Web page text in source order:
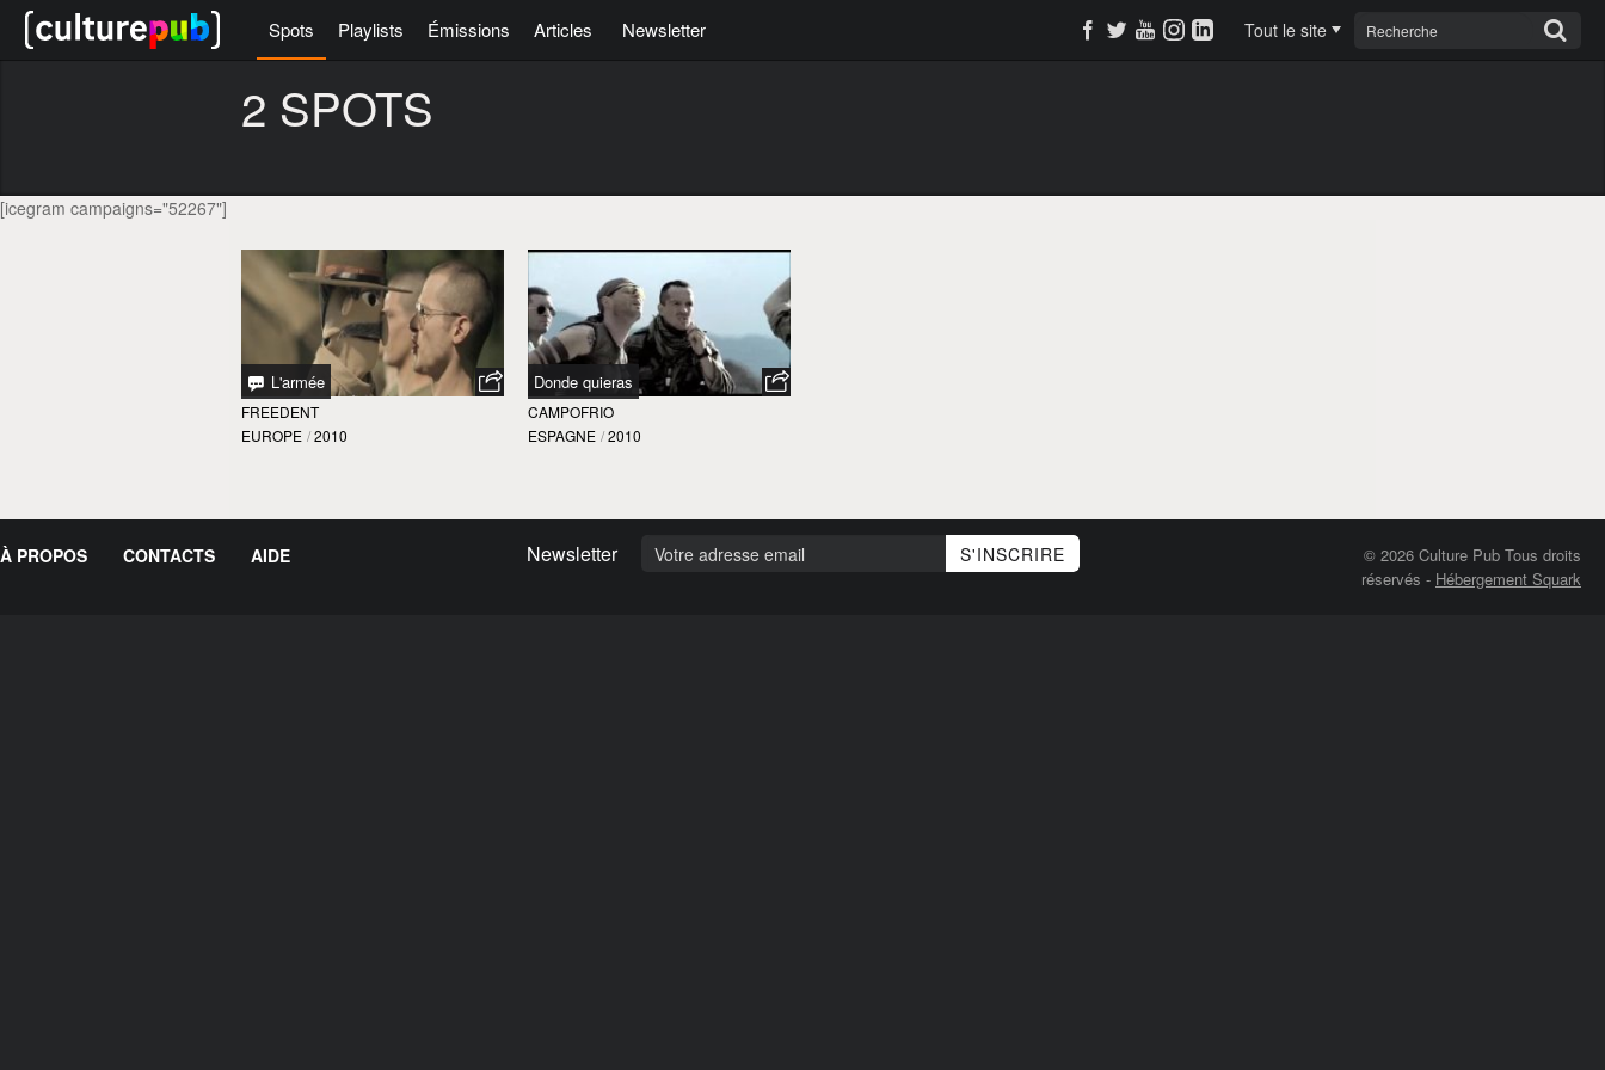
Spots Playlists Émissions Articles Newsletter Tout le site
2 SPOTS
[icegram campaigns="52267"]
L'armée
FREEDENT
EUROPE / 2010
Donde quieras
CAMPOFRIO
ESPAGNE / 2010
À PROPOS CONTACTS AIDE Newsletter
© 2026 Culture Pub Tous droits
réservés - Hébergement Squark